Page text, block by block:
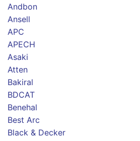
Andbon
Ansell
APC
APECH
Asaki
Atten
Bakiral
BDCAT
Benehal
Best Arc
Black & Decker